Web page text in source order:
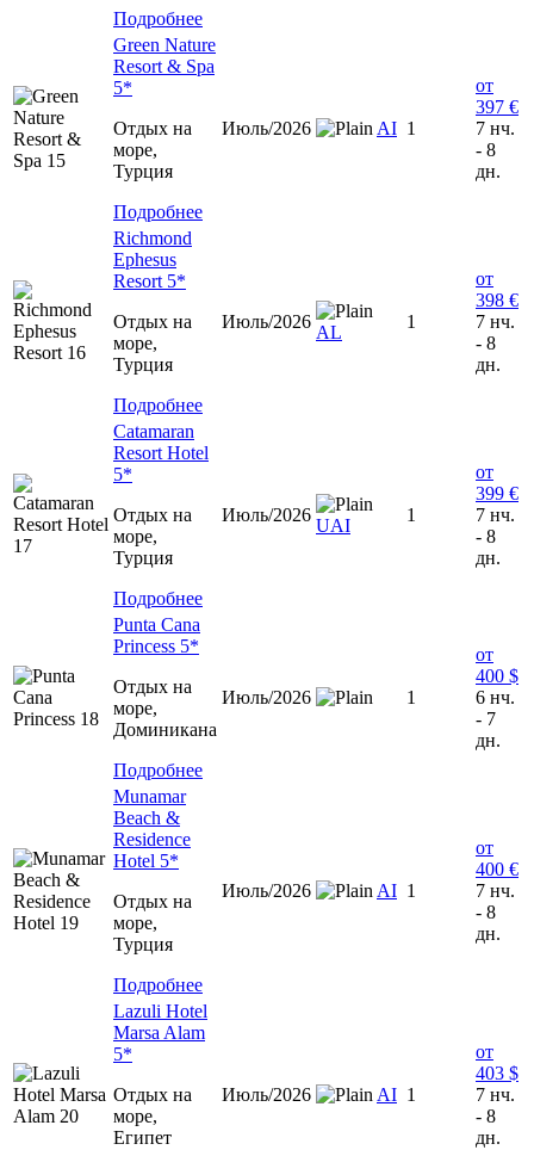
Подробнее
Green Nature
Resort & Spa
5*
Отдых на
море,
Турция
Подробнее
Июль/2026 AI 1
от
397 €
7 нч.
- 8
дн.
Richmond
Ephesus
Resort 5*
Отдых на
море,
Турция
Подробнее
Июль/2026
AL
1
от
398 €
7 нч.
- 8
дн.
Catamaran
Resort Hotel
5*
Отдых на
море,
Турция
Подробнее
Июль/2026
UAI
1
от
399 €
7 нч.
- 8
дн.
Punta Cana
Princess 5*
Отдых на
море,
Доминиканa
Подробнее
Июль/2026 1
от
400 $
6 нч.
- 7
дн.
Munamar
Beach &
Residence
Hotel 5*
Отдых на
море,
Турция
Подробнее
Июль/2026 AI 1
от
400 €
7 нч.
- 8
дн.
Lazuli Hotel
Marsa Alam
5*
Отдых на
море,
Египет
Июль/2026 AI 1
от
403 $
7 нч.
- 8
дн.